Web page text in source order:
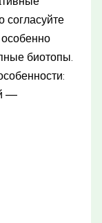
согласуйте
биотопы.
—